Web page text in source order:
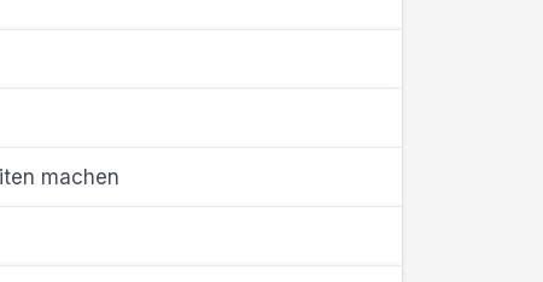
machen